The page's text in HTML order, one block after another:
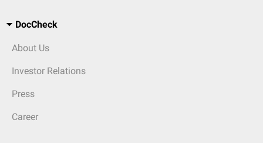
DocCheck
About Us
Investor Relations
Press
Career